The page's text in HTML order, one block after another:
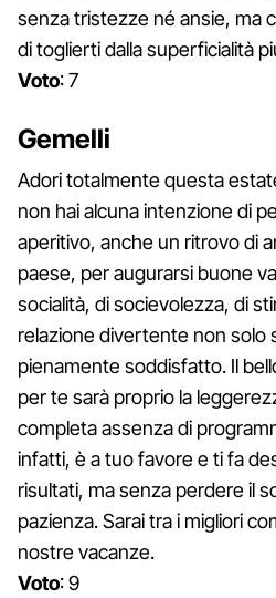
senza tristezze né ansie, ma
di toglierti dalla superficialità
Voto: 7
Gemelli
Adori totalmente questa
non hai alcuna intenzione di
aperitivo, anche un ritrovo di
paese, per augurarsi buone
socialità, di socievolezza, di
relazione divertente non solo
pienamente soddisfatto. Il
per te sarà proprio la
completa assenza di
infatti, è a tuo favore e ti fa
risultati, ma senza perdere il
pazienza. Sarai tra i migliori
nostre vacanze.
Voto: 9